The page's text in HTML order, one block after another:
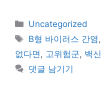
카
테
리
Uncategorized
태
그
B형 바이러스 간염 ,
없다면 , 고위험군, 백신
댓글 남기기